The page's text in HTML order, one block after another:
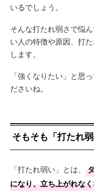
いるでしょう。
そんな打たれ弱さで悩
い人の特徴や原因、打
します。
「強くなりたい」と思
ださいね。
そもそも「打たれ
「打たれ弱い」とは、
になり、立ち上がれな